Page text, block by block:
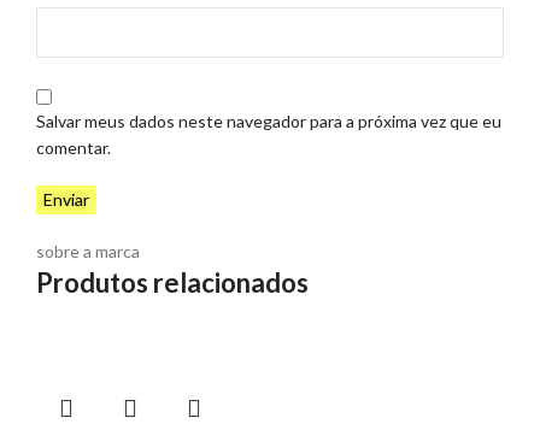
Salvar meus dados neste navegador para a próxima vez que eu
comentar.
sobre a marca
Produtos relacionados